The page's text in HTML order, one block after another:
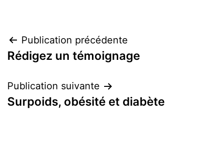
Navigation
de
l’article
Publication précédente
Rédigez un témoignage
Publication suivante
Surpoids, obésité et diabète